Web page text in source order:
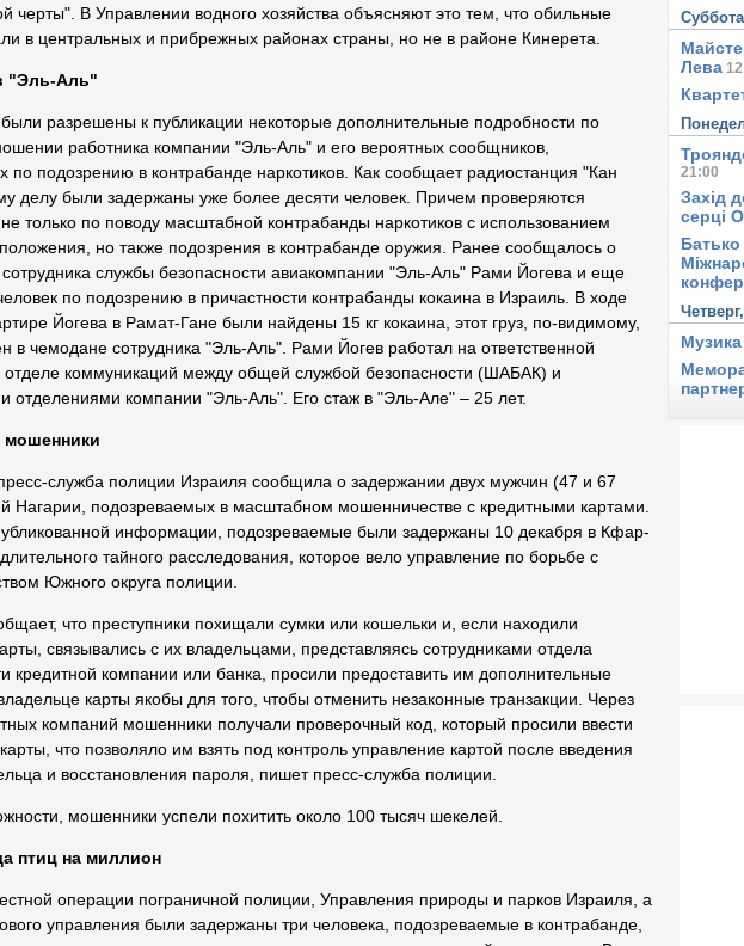
черты". В Управлении водного хозяйства объясняют это тем, что обильные
в центральных и прибрежных районах страны, но не в районе Кинерета.
"Эль-Аль"
разрешены к публикации некоторые дополнительные подробности по
работника компании "Эль-Аль" и его вероятных сообщников,
по подозрению в контрабанде наркотиков. Как сообщает радиостанция "Кан
делу были задержаны уже более десяти человек. Причем проверяются
только по поводу масштабной контрабанды наркотиков с использованием
но также подозрения в контрабанде оружия. Ранее сообщалось о
службы безопасности авиакомпании "Эль-Аль" Рами Йогева и еще
по подозрению в причастности контрабанды кокаина в Израиль. В ходе
Йогева в Рамат-Гане были найдены 15 кг кокаина, этот груз, по-видимому,
в чемодане сотрудника "Эль-Аль". Рами Йогев работал на ответственной
отделе коммуникаций между общей службой безопасности (ШАБАК) и
отделениями компании "Эль-Аль". Его стаж в "Эль-Але" – 25 лет.
служба полиции Израиля сообщила о задержании двух мужчин (47 и 67
Нагарии, подозреваемых в масштабном мошенничестве с кредитными картами.
информации, подозреваемые были задержаны 10 декабря в Кфар-
тайного расследования, которое вело управление по борьбе с
Южного округа полиции.
что преступники похищали сумки или кошельки и, если находили
связывались с их владельцами, представляясь сотрудниками отдела
кредитной компании или банка, просили предоставить им дополнительные
карты якобы для того, чтобы отменить незаконные транзакции. Через
компаний мошенники получали проверочный код, который просили ввести
что позволяло им взять под контроль управление картой после введения
и восстановления пароля, пишет пресс-служба полиции.
мошенники успели похитить около 100 тысяч шекелей.
птиц на миллион
операции пограничной полиции, Управления природы и парков Израиля, а
управления были задержаны три человека, подозреваемые в контрабанде,
Лева
21:00
Захід
серці
Четверг,